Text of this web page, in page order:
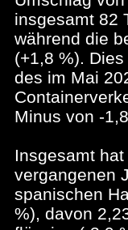
insgesamt 82
während die
(+1,8 %).
des im Mai
Minus von -
Insgesamt
vergangenen
spanischen
%), davon